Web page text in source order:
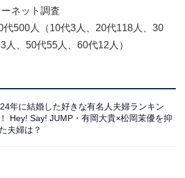
ネット調査
代500人（10代3人、20代118人、30
人、50代55人、60代12人）
年に結婚した好きな有名人夫婦ランキン
Hey! Say! JUMP・有岡大貴×松岡茉優を抑
夫婦は？